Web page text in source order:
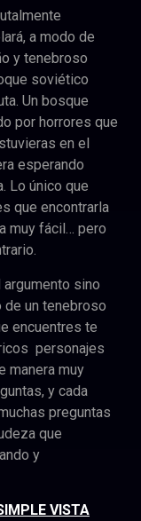
a modo de
y tenebroso
soviético
Un bosque
por horrores que
en el
esperando
Lo único que
que encontrarla
muy fácil… pero
sino
de un tenebroso
encuentres te
personajes
manera muy
y cada
preguntas
que
y
VISTA